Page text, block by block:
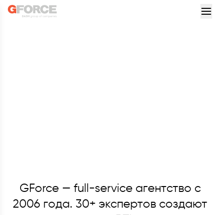
GForce — full-service агентство с
2006 года. 30+ экспертов создают